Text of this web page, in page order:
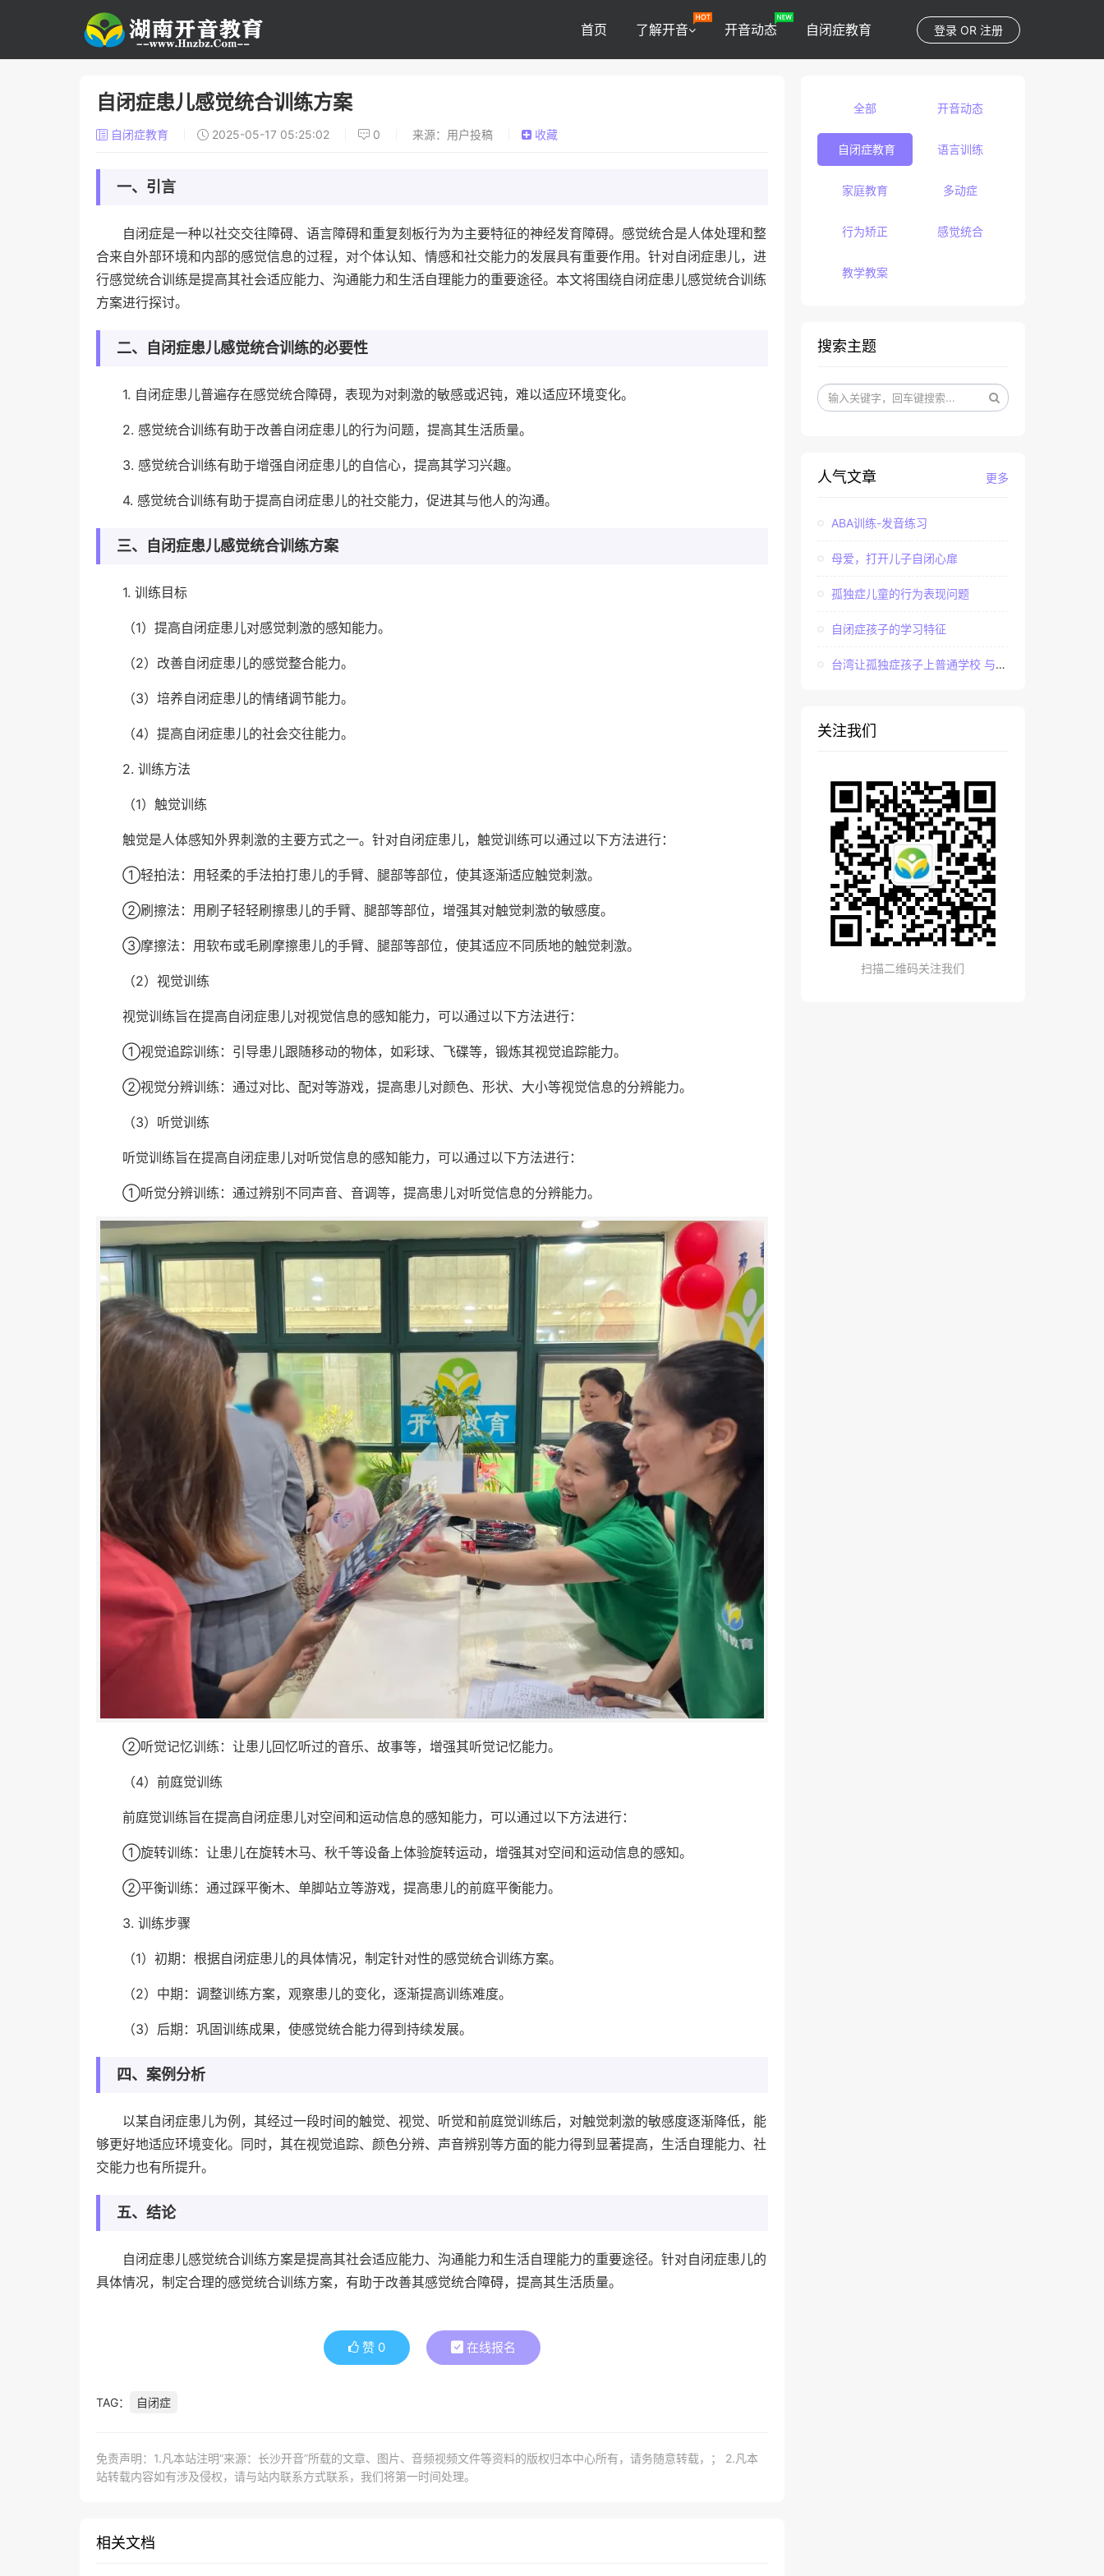
登录 OR 注册
首页 了解开音 开音动态 自闭症教育
自闭症患儿感觉统合训练方案
自闭症教育 2025-05-17 05:25:02 0 来源：用户投稿 收藏
一、引言
自闭症是一种以社交交往障碍、语言障碍和重复刻板行为为主要特征的神经发育障碍。感觉统合是人体处理和整
合来自外部环境和内部的感觉信息的过程，对个体认知、情感和社交能力的发展具有重要作用。针对自闭症患儿，进
行感觉统合训练是提高其社会适应能力、沟通能力和生活自理能力的重要途径。本文将围绕自闭症患儿感觉统合训练
方案进行探讨。
二、自闭症患儿感觉统合训练的必要性
1. 自闭症患儿普遍存在感觉统合障碍，表现为对刺激的敏感或迟钝，难以适应环境变化。
2. 感觉统合训练有助于改善自闭症患儿的行为问题，提高其生活质量。
3. 感觉统合训练有助于增强自闭症患儿的自信心，提高其学习兴趣。
4. 感觉统合训练有助于提高自闭症患儿的社交能力，促进其与他人的沟通。
三、自闭症患儿感觉统合训练方案
1. 训练目标
（1）提高自闭症患儿对感觉刺激的感知能力。
（2）改善自闭症患儿的感觉整合能力。
（3）培养自闭症患儿的情绪调节能力。
（4）提高自闭症患儿的社会交往能力。
2. 训练方法
（1）触觉训练
触觉是人体感知外界刺激的主要方式之一。针对自闭症患儿，触觉训练可以通过以下方法进行：
①轻拍法：用轻柔的手法拍打患儿的手臂、腿部等部位，使其逐渐适应触觉刺激。
②刷擦法：用刷子轻轻刷擦患儿的手臂、腿部等部位，增强其对触觉刺激的敏感度。
③摩擦法：用软布或毛刷摩擦患儿的手臂、腿部等部位，使其适应不同质地的触觉刺激。
（2）视觉训练
视觉训练旨在提高自闭症患儿对视觉信息的感知能力，可以通过以下方法进行：
①视觉追踪训练：引导患儿跟随移动的物体，如彩球、飞碟等，锻炼其视觉追踪能力。
②视觉分辨训练：通过对比、配对等游戏，提高患儿对颜色、形状、大小等视觉信息的分辨能力。
（3）听觉训练
听觉训练旨在提高自闭症患儿对听觉信息的感知能力，可以通过以下方法进行：
①听觉分辨训练：通过辨别不同声音、音调等，提高患儿对听觉信息的分辨能力。
②听觉记忆训练：让患儿回忆听过的音乐、故事等，增强其听觉记忆能力。
（4）前庭觉训练
前庭觉训练旨在提高自闭症患儿对空间和运动信息的感知能力，可以通过以下方法进行：
①旋转训练：让患儿在旋转木马、秋千等设备上体验旋转运动，增强其对空间和运动信息的感知。
②平衡训练：通过踩平衡木、单脚站立等游戏，提高患儿的前庭平衡能力。
3. 训练步骤
（1）初期：根据自闭症患儿的具体情况，制定针对性的感觉统合训练方案。
（2）中期：调整训练方案，观察患儿的变化，逐渐提高训练难度。
（3）后期：巩固训练成果，使感觉统合能力得到持续发展。
四、案例分析
以某自闭症患儿为例，其经过一段时间的触觉、视觉、听觉和前庭觉训练后，对触觉刺激的敏感度逐渐降低，能
够更好地适应环境变化。同时，其在视觉追踪、颜色分辨、声音辨别等方面的能力得到显著提高，生活自理能力、社
交能力也有所提升。
五、结论
自闭症患儿感觉统合训练方案是提高其社会适应能力、沟通能力和生活自理能力的重要途径。针对自闭症患儿的
具体情况，制定合理的感觉统合训练方案，有助于改善其感觉统合障碍，提高其生活质量。
赞 0 在线报名
TAG： 自闭症
免责声明：1.凡本站注明“来源：长沙开音”所载的文章、图片、音频视频文件等资料的版权归本中心所有，请务随意转载，； 2.凡本
站转载内容如有涉及侵权，请与站内联系方式联系，我们将第一时间处理。
相关文档
全部 开音动态
自闭症教育 语言训练
家庭教育 多动症
行为矫正 感觉统合
教学教案
搜索主题
更多
人气文章
ABA训练-发音练习
母爱，打开儿子自闭心扉
孤独症儿童的行为表现问题
自闭症孩子的学习特征
台湾让孤独症孩子上普通学校 与社会“融合”
关注我们
扫描二维码关注我们